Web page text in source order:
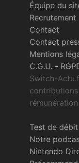
Équipe du
Recrutement
Contact
Contact
Mentions
C.G.U. -
Switch-
rémunération.
Test de débit
Notre
Nintendo